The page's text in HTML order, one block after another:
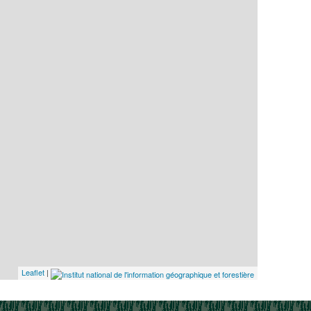
Leaflet |